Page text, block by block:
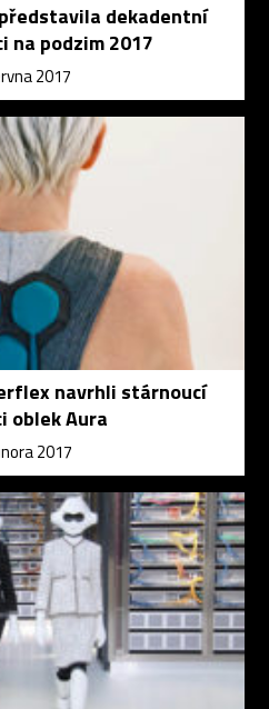
dekadentní
na podzim 2017
2017
navrhli stárnoucí
oblek Aura
2017